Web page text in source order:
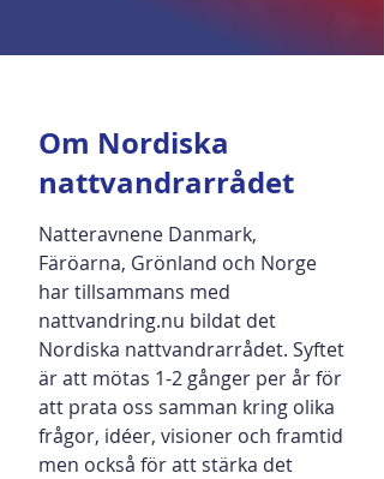
Om Nordiska
nattvandrarrådet
Natteravnene Danmark,
Färöarna, Grönland och Norge
har tillsammans med
nattvandring.nu bildat det
Nordiska nattvandrarrådet. Syftet
är att mötas 1-2 gånger per år för
att prata oss samman kring olika
frågor, idéer, visioner och framtid
men också för att stärka det